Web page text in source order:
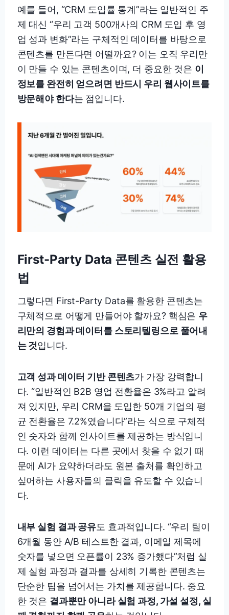
예를 들어, “CRM 도입률 통계”라는 일반적인 주
제 대신 “우리 고객 500개사의 CRM 도입 후 영
업 성과 변화”라는 구체적인 데이터를 바탕으로
콘텐츠를 만든다면 어떨까요? 이는 오직 우리만
이 만들 수 있는 콘텐츠이며, 더 중요한 것은 이
정보를 완전히 얻으려면 반드시 우리 웹사이트를
방문해야 한다는 점입니다.
First-Party Data 콘텐츠 실전 활용
법
그렇다면 First-Party Data를 활용한 콘텐츠는
구체적으로 어떻게 만들어야 할까요? 핵심은 우
리만의 경험과 데이터를 스토리텔링으로 풀어내
는 것입니다.
고객 성과 데이터 기반 콘텐츠가 가장 강력합니
다. “일반적인 B2B 영업 전환율은 3%라고 알려
져 있지만, 우리 CRM을 도입한 50개 기업의 평
균 전환율은 7.2%였습니다”라는 식으로 구체적
인 숫자와 함께 인사이트를 제공하는 방식입니
다. 이런 데이터는 다른 곳에서 찾을 수 없기 때
문에 AI가 요약하더라도 원본 출처를 확인하고
싶어하는 사용자들의 클릭을 유도할 수 있습니
다.
내부 실험 결과 공유도 효과적입니다. “우리 팀이
6개월 동안 A/B 테스트한 결과, 이메일 제목에
숫자를 넣으면 오픈률이 23% 증가했다”처럼 실
제 실험 과정과 결과를 상세히 기록한 콘텐츠는
단순한 팁을 넘어서는 가치를 제공합니다. 중요
한 것은 결과뿐만 아니라 실험 과정, 가설 설정, 실